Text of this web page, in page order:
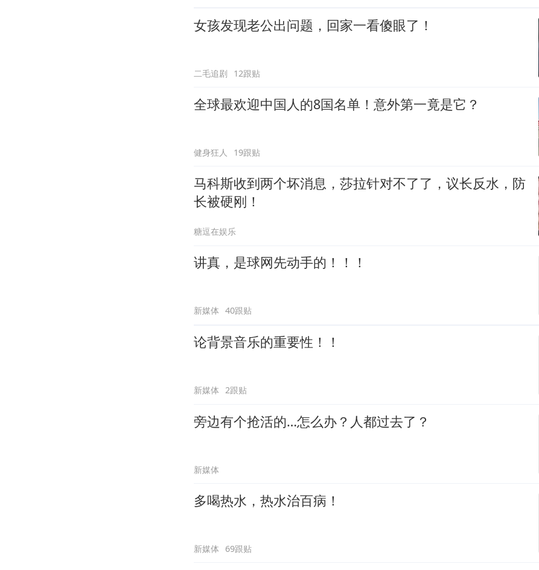
女孩发现老公出问题，回家一看傻眼了！
二毛追剧 12跟贴
全球最欢迎中国人的8国名单！意外第一竟是它？
健身狂人 19跟贴
马科斯收到两个坏消息，莎拉针对不了了，议长反水，防
长被硬刚！
糖逗在娱乐
讲真，是球网先动手的！！！
新媒体 40跟贴
论背景音乐的重要性！！
新媒体 2跟贴
旁边有个抢活的…怎么办？人都过去了？
新媒体
多喝热水，热水治百病！
新媒体 69跟贴